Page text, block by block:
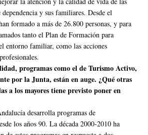
y sus familiares. Desde el
formado a más de 26.800 personas, y para
tanto el Plan de Formación para
entorno familiar, como las acciones
programas como el de Turismo Activo,
por la Junta, están en auge. ¿Qué otras
a los mayores tiene previsto poner en
desarrolla programas de
los años 90. La década 2000-2010 ha